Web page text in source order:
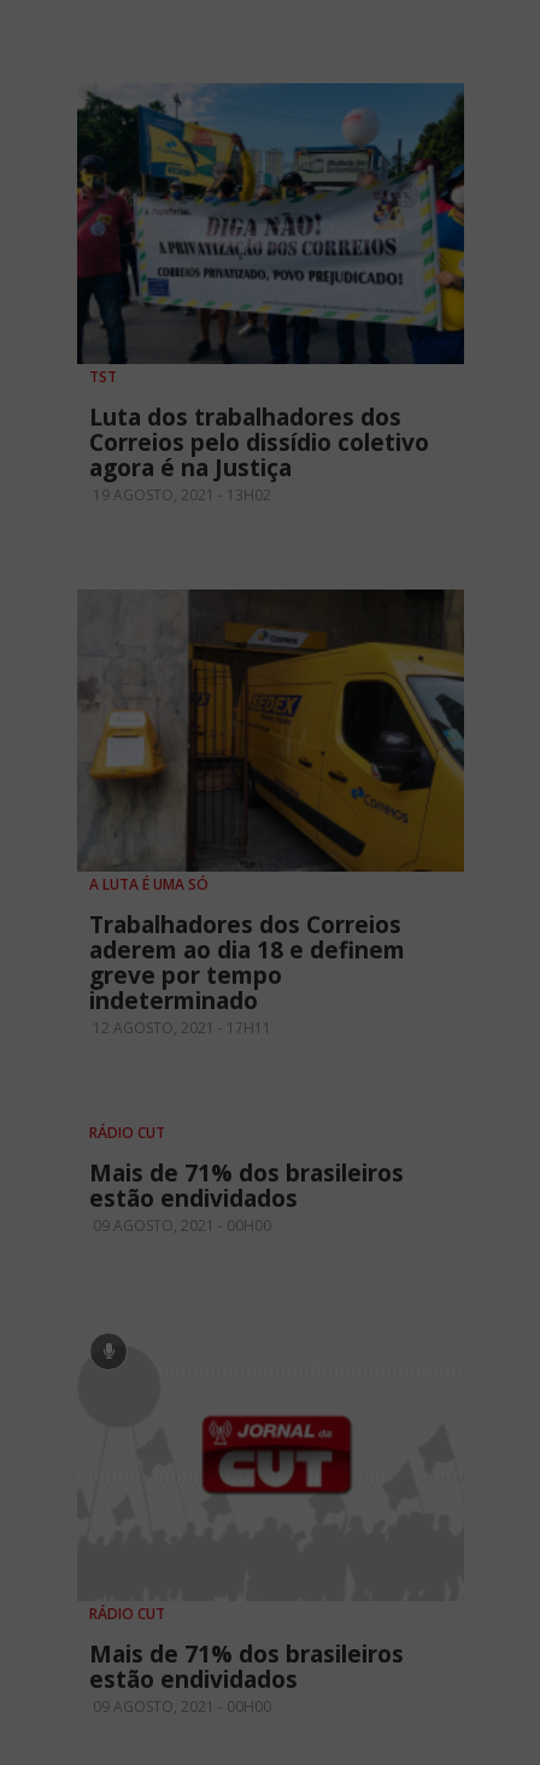
TST
Luta dos trabalhadores dos
Correios pelo dissídio coletivo
agora é na Justiça
19 AGOSTO, 2021 - 13H02
A LUTA É UMA SÓ
Trabalhadores dos Correios
aderem ao dia 18 e definem
greve por tempo
indeterminado
12 AGOSTO, 2021 - 17H11
RÁDIO CUT
Mais de 71% dos brasileiros
estão endividados
09 AGOSTO, 2021 - 00H00
RÁDIO CUT
Mais de 71% dos brasileiros
estão endividados
09 AGOSTO, 2021 - 00H00